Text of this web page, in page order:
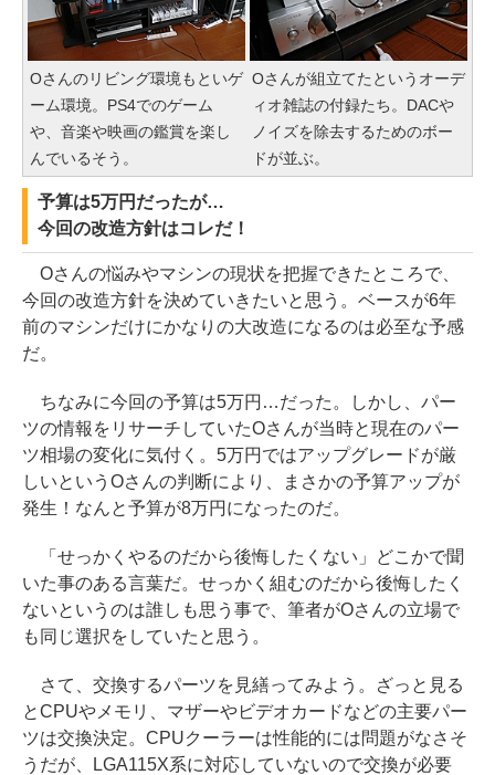
Oさんのリビング環境もといゲ
ーム環境。PS4でのゲーム
や、音楽や映画の鑑賞を楽し
んでいるそう。
Oさんが組立てたというオーデ
ィオ雑誌の付録たち。DACや
ノイズを除去するためのボー
ドが並ぶ。
予算は5万円だったが…
今回の改造方針はコレだ！
Oさんの悩みやマシンの現状を把握できたところで、
今回の改造方針を決めていきたいと思う。ベースが6年
前のマシンだけにかなりの大改造になるのは必至な予感
だ。
ちなみに今回の予算は5万円…だった。しかし、パー
ツの情報をリサーチしていたOさんが当時と現在のパー
ツ相場の変化に気付く。5万円ではアップグレードが厳
しいというOさんの判断により、まさかの予算アップが
発生！なんと予算が8万円になったのだ。
「せっかくやるのだから後悔したくない」どこかで聞
いた事のある言葉だ。せっかく組むのだから後悔したく
ないというのは誰しも思う事で、筆者がOさんの立場で
も同じ選択をしていたと思う。
さて、交換するパーツを見繕ってみよう。ざっと見る
とCPUやメモリ、マザーやビデオカードなどの主要パー
ツは交換決定。CPUクーラーは性能的には問題がなさそ
うだが、LGA115X系に対応していないので交換が必要